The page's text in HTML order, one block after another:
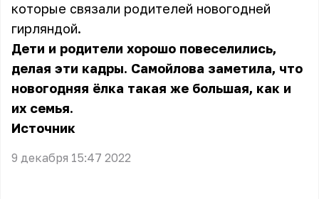
которые связали родителей новогодней
гирляндой.
Дети и родители хорошо повеселились,
делая эти кадры. Самойлова заметила, что
новогодняя ёлка такая же большая, как и
их семья.
Источник
9 декабря 15:47 2022